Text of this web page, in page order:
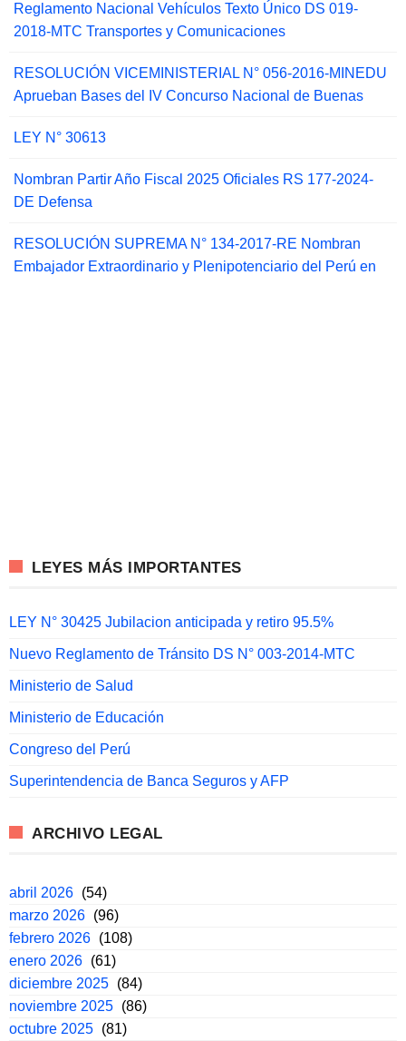
Reglamento Nacional Vehículos Texto Único DS 019-
2018-MTC Transportes y Comunicaciones
RESOLUCIÓN VICEMINISTERIAL N° 056-2016-MINEDU
Aprueban Bases del IV Concurso Nacional de Buenas
LEY N° 30613
Nombran Partir Año Fiscal 2025 Oficiales RS 177-2024-
DE Defensa
RESOLUCIÓN SUPREMA N° 134-2017-RE Nombran
Embajador Extraordinario y Plenipotenciario del Perú en
LEYES MÁS IMPORTANTES
LEY N° 30425 Jubilacion anticipada y retiro 95.5%
Nuevo Reglamento de Tránsito DS N° 003-2014-MTC
Ministerio de Salud
Ministerio de Educación
Congreso del Perú
Superintendencia de Banca Seguros y AFP
ARCHIVO LEGAL
abril 2026 (54)
marzo 2026 (96)
febrero 2026 (108)
enero 2026 (61)
diciembre 2025 (84)
noviembre 2025 (86)
octubre 2025 (81)